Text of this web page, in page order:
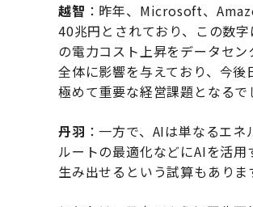
越智 ：昨年、Microsoft、
40兆円とされており、この数
の電力コスト上昇をデータセ
全体に影響を与えており、今
極めて重要な経営課題となるで
丹羽 ：一方で、AIは単なるエ
ルートの最適化などにAIを活
生み出せるという試算もありま